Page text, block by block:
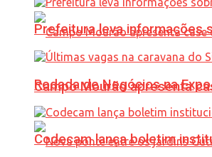
Campo Mourão apresenta
Prefeitura leva informações
Rodada de Negócios na
Codecam lança boletim